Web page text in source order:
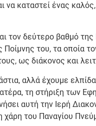
να καταστεί ένας
τον δεύτερο βαθμό
Ποίμνης του, τα οποία
ως διάκονος και
αλλά έχουμε
τη στήριξη των
αυτή την Ιερή
χάρη του Παναγίου